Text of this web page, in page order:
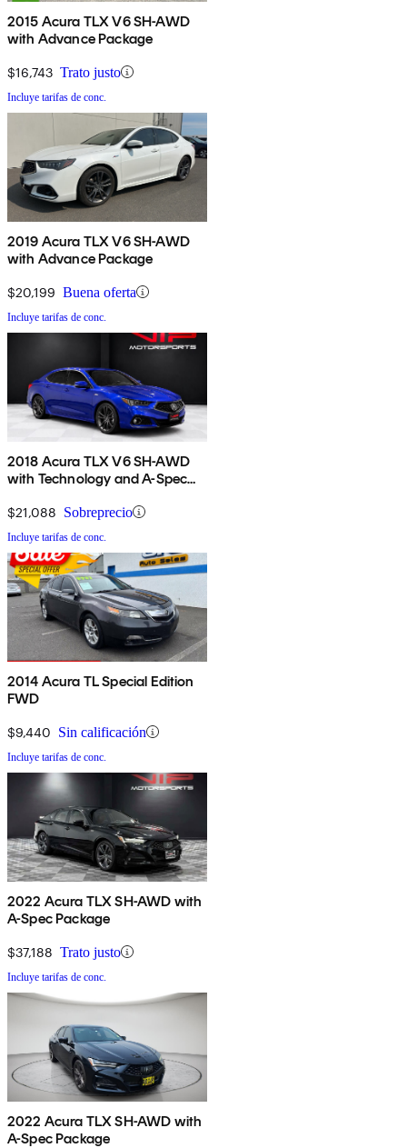
2015 Acura TLX V6 SH-AWD
with Advance Package
$16,743 Trato justo
Incluye tarifas de conc.
2019 Acura TLX V6 SH-AWD
with Advance Package
$20,199 Buena oferta
Incluye tarifas de conc.
2018 Acura TLX V6 SH-AWD
with Technology and A-Spec
$21,088 Sobreprecio
Incluye tarifas de conc.
2014 Acura TL Special Edition
FWD
$9,440 Sin calificación
Incluye tarifas de conc.
2022 Acura TLX SH-AWD with
A-Spec Package
$37,188 Trato justo
Incluye tarifas de conc.
2022 Acura TLX SH-AWD with
A-Spec Package